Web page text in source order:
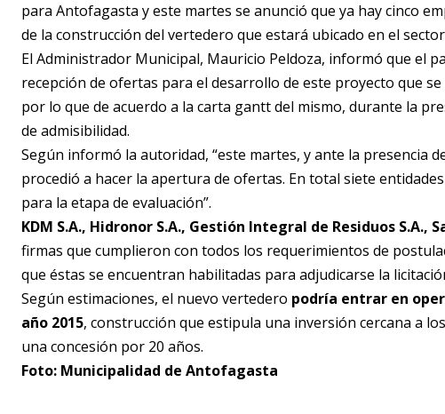
para Antofagasta y este martes se anunció que ya hay cinco
de la construcción del vertedero que estará ubicado en el
El Administrador Municipal, Mauricio Peldoza, informó que el
recepción de ofertas para el desarrollo de este proyecto que
por lo que de acuerdo a la carta gantt del mismo, durante la
de admisibilidad.
Según informó la autoridad, “este martes, y ante la presencia
procedió a hacer la apertura de ofertas. En total siete
para la etapa de evaluación”.
KDM S.A., Hidronor S.A., Gestión Integral de Residuos S.A.,
firmas que cumplieron con todos los requerimientos de
que éstas se encuentran habilitadas para adjudicarse la
Según estimaciones, el nuevo vertedero podría entrar en
año 2015, construcción que estipula una inversión cercana a los
una concesión por 20 años.
Foto: Municipalidad de Antofagasta